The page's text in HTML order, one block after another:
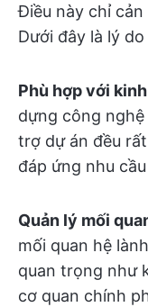
Điều này chỉ
Dưới đây là lý
Phù hợp với
dựng công
trợ dự án đều
đáp ứng nhu
Quản lý mối
mối quan hệ
quan trọng như
cơ quan chính